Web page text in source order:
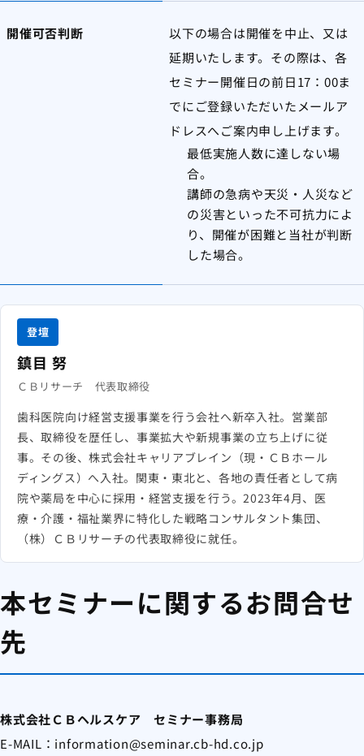
開催可否判断
以下の場合は開催を中止、又は
延期いたします。その際は、各
セミナー開催日の前日17：00ま
でにご登録いただいたメールア
ドレスへご案内申し上げます。
最低実施人数に達しない場
合。
講師の急病や天災・人災など
の災害といった不可抗力によ
り、開催が困難と当社が判断
した場合。
登壇
鎮目 努
ＣＢリサーチ 代表取締役
歯科医院向け経営支援事業を行う会社へ新卒入社。営業部
長、取締役を歴任し、事業拡大や新規事業の立ち上げに従
事。その後、株式会社キャリアブレイン（現・ＣＢホール
ディングス）へ入社。関東・東北と、各地の責任者として病
院や薬局を中心に採用・経営支援を行う。2023年4月、医
療・介護・福祉業界に特化した戦略コンサルタント集団、
（株）ＣＢリサーチの代表取締役に就任。
本セミナーに関するお問合せ
先
株式会社ＣＢヘルスケア セミナー事務局
E-MAIL：information@seminar.cb-hd.co.jp